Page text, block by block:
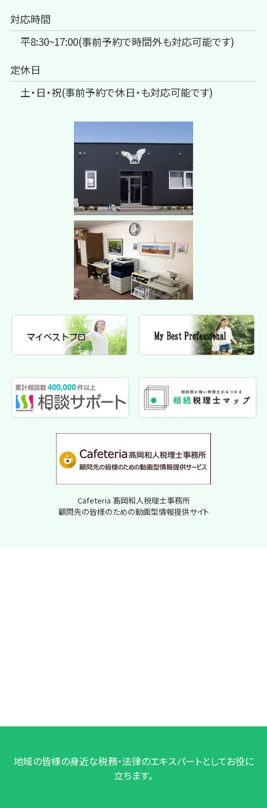
対応時間
平8:30~17:00(事前予約で時間外も対応可能です)
定休日
土・日・祝(事前予約で休日・も対応可能です)
Cafeteria 髙岡和人税理士事務所
顧問先の皆様のための動画型情報提供サイト
地域の皆様の身近な税務・法律のエキスパートとしてお役に
立ちます。